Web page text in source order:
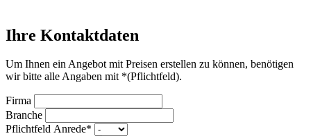
Ihre Kontaktdaten
Um Ihnen ein Angebot mit Preisen erstellen zu können, benötigen
wir bitte alle Angaben mit *(Pflichtfeld).
Firma
Branche
Pflichtfeld Anrede*